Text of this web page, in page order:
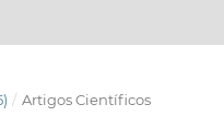
/ Artigos Científicos